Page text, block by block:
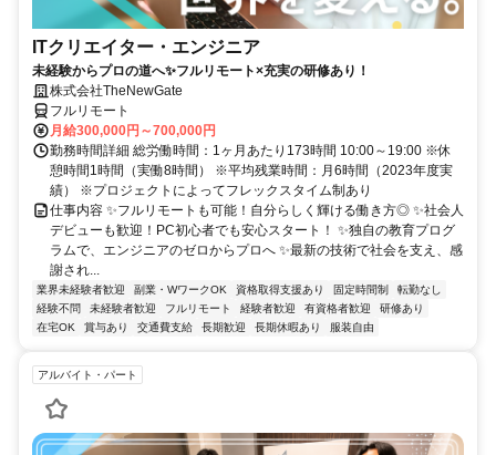
ITクリエイター・エンジニア
未経験からプロの道へ✨フルリモート×充実の研修あり！
株式会社TheNewGate
フルリモート
月給300,000円～700,000円
勤務時間詳細 総労働時間：1ヶ月あたり173時間 10:00～19:00 ※休
憩時間1時間（実働8時間） ※平均残業時間：月6時間（2023年度実
績） ※プロジェクトによってフレックスタイム制あり
仕事内容 ✨フルリモートも可能！自分らしく輝ける働き方◎ ✨社会人
デビューも歓迎！PC初心者でも安心スタート！ ✨独自の教育プログ
ラムで、エンジニアのゼロからプロへ ✨最新の技術で社会を支え、感
謝され...
業界未経験者歓迎 副業・WワークOK 資格取得支援あり 固定時間制
転勤なし
経験不問
未経験者歓迎 フルリモート 経験者歓迎 有資格者歓迎
研修あり
在宅OK
賞与あり 交通費支給 長期歓迎 長期休暇あり 服装自由
アルバイト・パート